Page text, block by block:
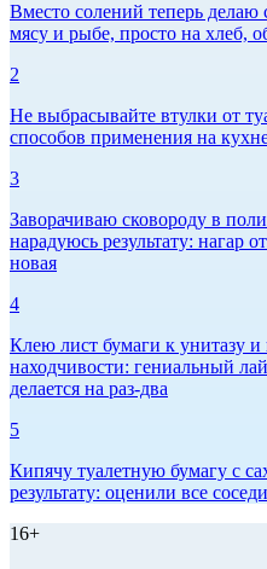
Вместо солений теперь
мясу и рыбе, просто на хлеб,
2
Не выбрасывайте втулки от
способов применения на
3
Заворачиваю сковороду в
нарадуюсь результату: нагар
новая
4
Клею лист бумаги к унитазу и
находчивости: гениальный
делается на раз-два
5
Кипячу туалетную бумагу с
результату: оценили все соседи
16+